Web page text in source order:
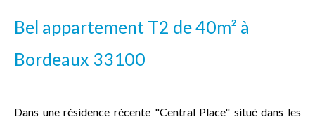
Bel appartement T2 de 40m² à
Bordeaux 33100
Dans une résidence récente "Central Place" situé dans les